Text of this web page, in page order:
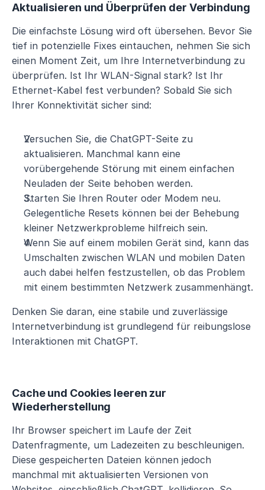
Aktualisieren und Überprüfen der Verbindung
Die einfachste Lösung wird oft übersehen. Bevor Sie
tief in potenzielle Fixes eintauchen, nehmen Sie sich
einen Moment Zeit, um Ihre Internetverbindung zu
überprüfen. Ist Ihr WLAN-Signal stark? Ist Ihr
Ethernet-Kabel fest verbunden? Sobald Sie sich
Ihrer Konnektivität sicher sind:
Versuchen Sie, die ChatGPT-Seite zu
aktualisieren. Manchmal kann eine
vorübergehende Störung mit einem einfachen
Neuladen der Seite behoben werden.
Starten Sie Ihren Router oder Modem neu.
Gelegentliche Resets können bei der Behebung
kleiner Netzwerkprobleme hilfreich sein.
Wenn Sie auf einem mobilen Gerät sind, kann das
Umschalten zwischen WLAN und mobilen Daten
auch dabei helfen festzustellen, ob das Problem
mit einem bestimmten Netzwerk zusammenhängt.
Denken Sie daran, eine stabile und zuverlässige
Internetverbindung ist grundlegend für reibungslose
Interaktionen mit ChatGPT.
Cache und Cookies leeren zur
Wiederherstellung
Ihr Browser speichert im Laufe der Zeit
Datenfragmente, um Ladezeiten zu beschleunigen.
Diese gespeicherten Dateien können jedoch
manchmal mit aktualisierten Versionen von